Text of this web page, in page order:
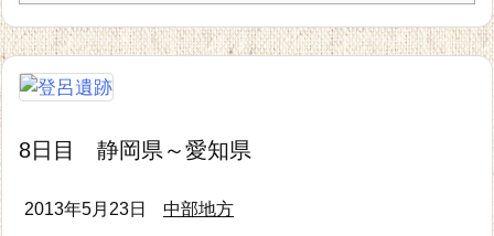
8日目 静岡県～愛知県
2013年5月23日 中部地方